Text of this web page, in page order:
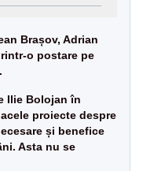
Brașov, Adrian
o postare pe
Ilie Bolojan în
proiecte despre
și benefice
Asta nu se